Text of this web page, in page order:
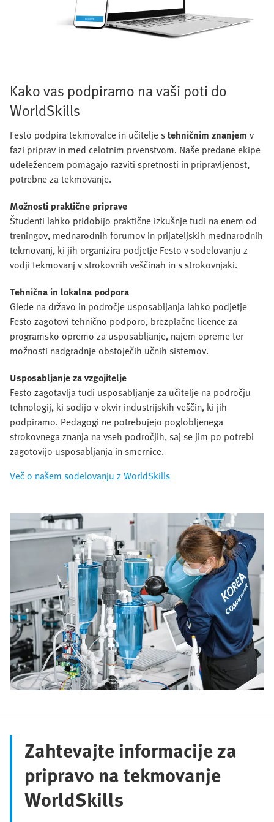
Kako vas podpiramo na vaši poti do
WorldSkills
Festo podpira tekmovalce in učitelje stehničnim znanjem v
fazi priprav in med celotnim prvenstvom. Naše predane ekipe
udeležencem pomagajo razviti spretnosti in pripravljenost,
potrebne za tekmovanje.
Možnosti praktične priprave
Študenti lahko pridobijo praktične izkušnje tudi na enem od
treningov, mednarodnih forumov in prijateljskih mednarodnih
tekmovanj, ki jih organizira podjetje Festo v sodelovanju z
vodji tekmovanj v strokovnih veščinah in s strokovnjaki.
Tehnična in lokalna podpora
Glede na državo in področje usposabljanja lahko podjetje
Festo zagotovi tehnično podporo, brezplačne licence za
programsko opremo za usposabljanje, najem opreme ter
možnosti nadgradnje obstoječih učnih sistemov.
Usposabljanje za vzgojitelje
Festo zagotavlja tudi usposabljanje za učitelje na področju
tehnologij, ki sodijo v okvir industrijskih veščin, ki jih
podpiramo. Pedagogi ne potrebujejo poglobljenega
strokovnega znanja na vseh področjih, saj se jim po potrebi
zagotovijo usposabljanja in smernice.
Več o našem sodelovanju z WorldSkills
Zahtevajte informacije za
pripravo na tekmovanje
WorldSkills